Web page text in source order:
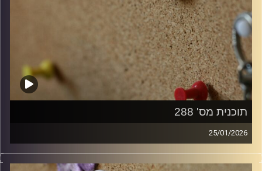
תוכנית מס' 288
25/01/2026
קלאסיקות רוק עם אורן הוף.